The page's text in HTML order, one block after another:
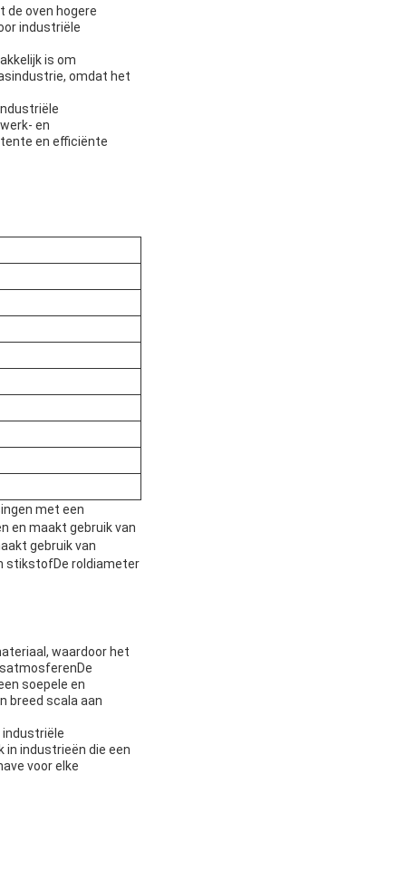
de oven hogere
industriële
is om
omdat het
en
en efficiënte
met een
en maakt gebruik van
gebruik van
stikstofDe roldiameter
waardoor het
soepele en
breed scala aan
industriële
in industrieën die een
voor elke